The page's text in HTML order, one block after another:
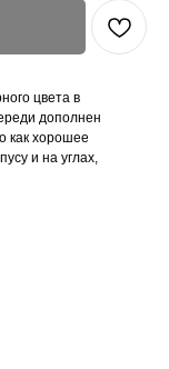
цвета в
дополнен
как хорошее
и на углах,